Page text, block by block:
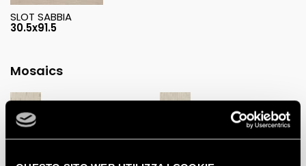
SLOT SABBIA
30.5x91.5
Mosaics